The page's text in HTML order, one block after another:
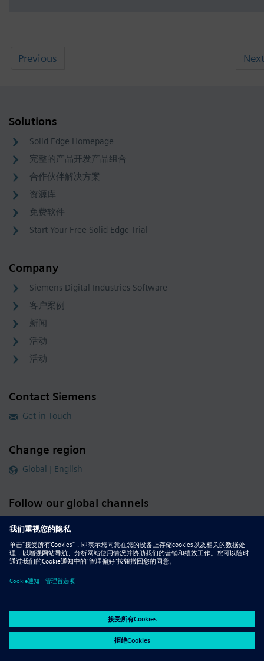
Previous Next
Solutions
Solid Edge Homepage
完整的产品开发产品组合
合作伙伴解决方案
资源库
免费软件
Start Your Free Solid Edge Trial
Company
Siemens Digital Industries Software
客户案例
新闻
活动
活动
Contact Siemens
Get in Touch
Change region
Global | English
Follow our global channels
siemens.com Global Website © 2026 Siemens
DMCA
Privacy Notice
Terms of Use
Digital ID Report Piracy